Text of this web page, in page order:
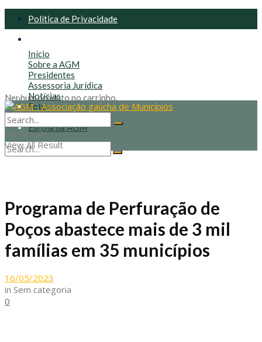
Política de Privacidade
Nenhum produto no carrinho.
Início
Sobre a AGM
Presidentes
Assessoria Jurídica
Notícias
Fotos
Contato
Escola da AGM
No Result
View All Result
Programa de Perfuração de
Poços abastece mais de 3 mil
famílias em 35 municípios
16/05/2023
in Sem categoria
0